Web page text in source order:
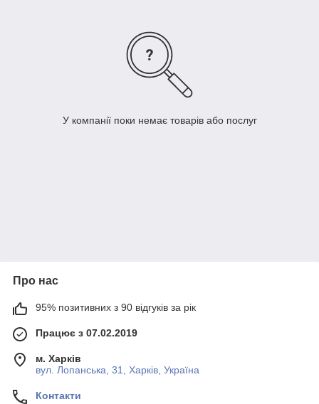
У компанії поки немає товарів або послуг
Про нас
95% позитивних з 90 відгуків за рік
Працює з 07.02.2019
м. Харків
вул. Лопанська, 31, Харків, Україна
Контакти